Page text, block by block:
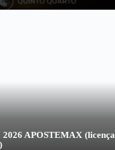
APOSTEMAX (licença